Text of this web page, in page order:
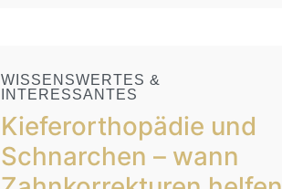
WISSENSWERTES &
INTERESSANTES
Kieferorthopädie und
Schnarchen – wann